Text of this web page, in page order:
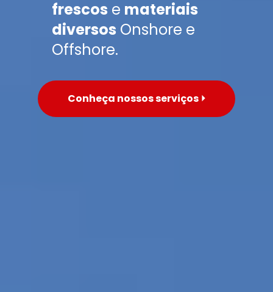
frescos e materiais
diversos Onshore e
Offshore.
Conheça nossos serviços ⏵